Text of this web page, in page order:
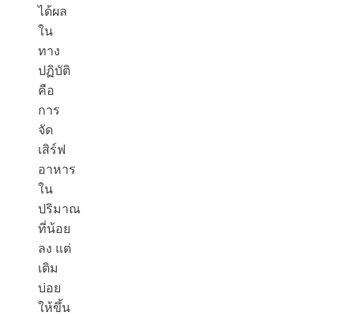
ได้ผล
ใน
ทาง
ปฏิบัติ
คือ
การ
จัด
เสิร์ฟ
อาหาร
ใน
ปริมาณ
ที่น้อย
ลง แต่
เติม
บ่อย
ให้ขึ้น